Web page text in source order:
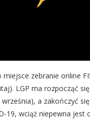
miejsce zebranie online
). LGP ma rozpocząć
a zakończyć
19, wciąż niepewna jest